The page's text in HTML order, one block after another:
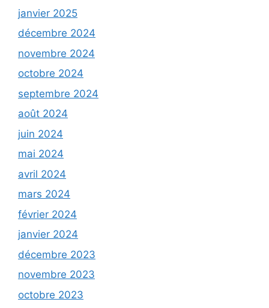
janvier 2025
décembre 2024
novembre 2024
octobre 2024
septembre 2024
août 2024
juin 2024
mai 2024
avril 2024
mars 2024
février 2024
janvier 2024
décembre 2023
novembre 2023
octobre 2023